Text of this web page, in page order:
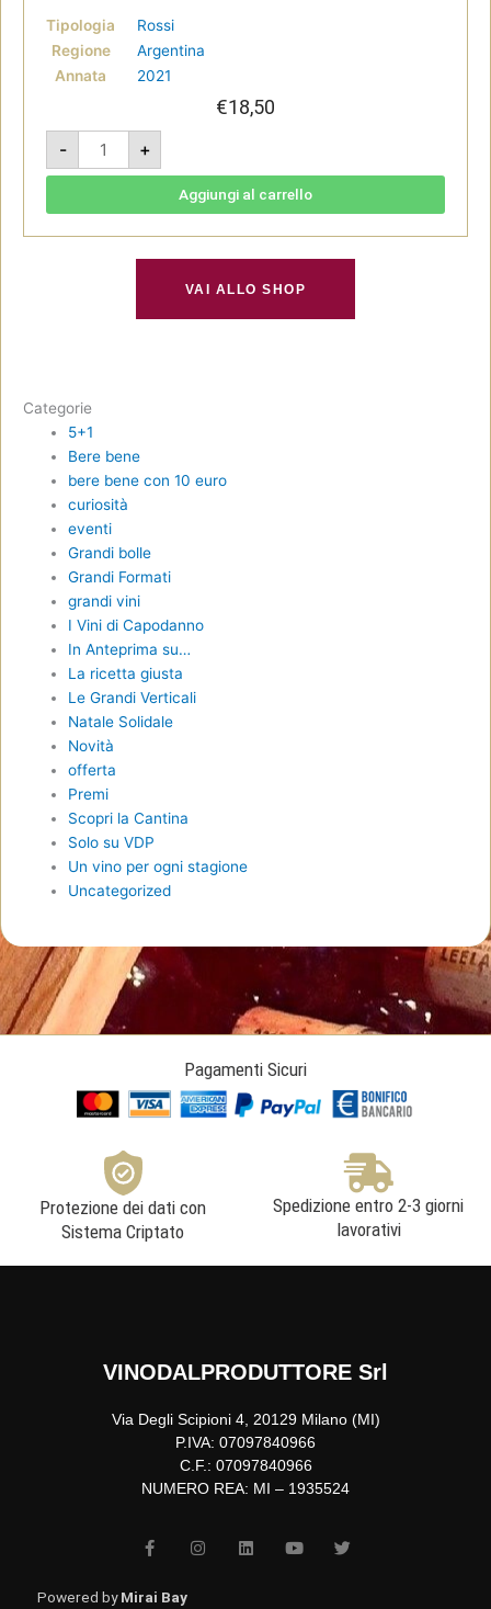
Tipologia
Rossi
Regione
Argentina
Annata
2021
€18,50
-
Bonarda
Seleccion
de
Medrano
Hijo
+
Aggiungi al carrello
VAI ALLO SHOP
Categorie
5+1
Bere bene
bere bene con 10 euro
curiosità
eventi
Grandi bolle
Grandi Formati
grandi vini
I Vini di Capodanno
In Anteprima su…
La ricetta giusta
Le Grandi Verticali
Natale Solidale
Novità
offerta
Premi
Scopri la Cantina
Solo su VDP
Un vino per ogni stagione
Uncategorized
Pagamenti Sicuri
Protezione dei dati con
Sistema Criptato
Spedizione entro 2-3 giorni
lavorativi
VINODALPRODUTTORE Srl
Via Degli Scipioni 4, 20129 Milano (MI)
P.IVA: 07097840966
C.F.: 07097840966
NUMERO REA: MI – 1935524
a
c
b
n
s
i
n
o w
i
Powered byMirai Bay